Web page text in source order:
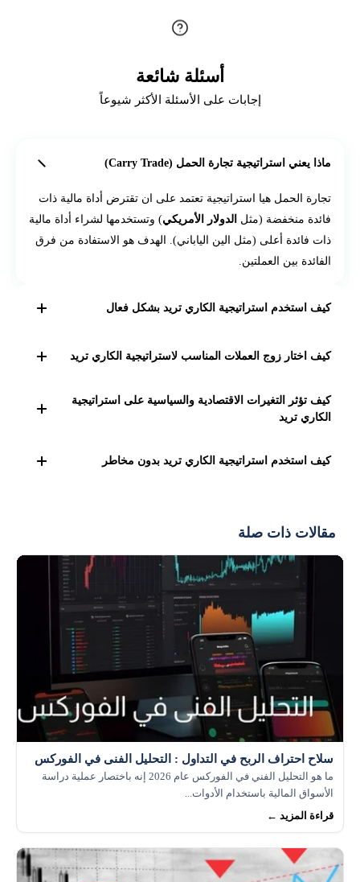
أسئلة شائعة
إجابات على الأسئلة الأكثر شيوعاً
ماذا يعني استراتيجية تجارة الحمل (Carry Trade)
تجارة الحمل هيا استراتيجية تعتمد على ان تقترض أداة مالية ذات
فائدة منخفضة (مثل الدولار الأمريكي) وتستخدمها لشراء أداة مالية
ذات فائدة أعلى (مثل الين الياباني). الهدف هو الاستفادة من فرق
الفائدة بين العملتين.
كيف استخدم استراتيجية الكاري تريد بشكل فعال
المستثمرين استعداد لتحمل المخاطر، حيث يتوقعون أن تكون
الاستثمار في العملات ذات العائد المرتفع.
كيف اختار زوج العملات المناسب لاستراتيجية الكاري تريد
بحيث تكون العملة التي تقترضها ذات فائدة منخفضة، والعملات
مستقرًا أو في اتجاه صعودي لصالح العملة ذات العائد المرتفع.
كيف تؤثر التغيرات الاقتصادية والسياسية على استراتيجية
الكاري تريد
استراتيجية الكاري تريد، حيث أن التغير في أسعار الفائدة بين
كيف استخدم استراتيجية الكاري تريد بدون مخاطر
حتى لو تم إغلاق الصفقة بخسارة، يظل المتداول يستفيد من
الفوائد التي حصل عليها أثناء فترة احتفاظه بالصفقة.
مقالات ذات صلة
سلاح احتراف الربح في التداول : التحليل الفنى في الفوركس
ما هو التحليل الفني في الفوركس عام 2026 إنه باختصار عملية دراسة
الأسواق المالية باستخدام الأدوات...
قراءة المزيد ←